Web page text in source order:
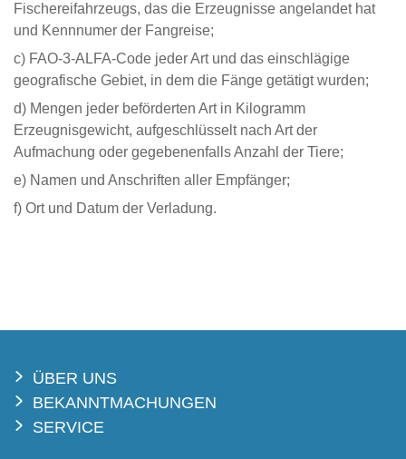
Fischereifahrzeugs, das die Erzeugnisse angelandet hat
und Kennnumer der Fangreise;
c) FAO-3-ALFA-Code jeder Art und das einschlägige
geografische Gebiet, in dem die Fänge getätigt wurden;
d) Mengen jeder beförderten Art in Kilogramm
Erzeugnisgewicht, aufgeschlüsselt nach Art der
Aufmachung oder gegebenenfalls Anzahl der Tiere;
e) Namen und Anschriften aller Empfänger;
f) Ort und Datum der Verladung.
ÜBER UNS
BEKANNTMACHUNGEN
SERVICE